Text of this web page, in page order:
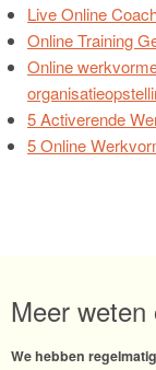
Live Online
Online Training
Online
5 Activerende
5 Online
Meer
We hebben